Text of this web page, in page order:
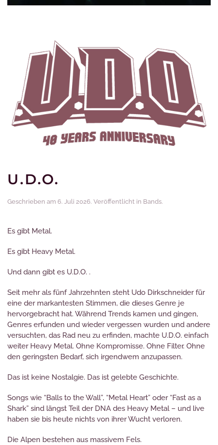
U.D.O.
Geschrieben am 6. Juli 2026. Veröffentlicht in Bands.
Es gibt Metal.
Es gibt Heavy Metal.
Und dann gibt es U.D.O. .
Seit mehr als fünf Jahrzehnten steht Udo Dirkschneider für
eine der markantesten Stimmen, die dieses Genre je
hervorgebracht hat. Während Trends kamen und gingen,
Genres erfunden und wieder vergessen wurden und andere
versuchten, das Rad neu zu erfinden, machte U.D.O. einfach
weiter Heavy Metal. Ohne Kompromisse. Ohne Filter. Ohne
den geringsten Bedarf, sich irgendwem anzupassen.
Das ist keine Nostalgie. Das ist gelebte Geschichte.
Songs wie “Balls to the Wall”, “Metal Heart” oder “Fast as a
Shark” sind längst Teil der DNA des Heavy Metal – und live
haben sie bis heute nichts von ihrer Wucht verloren.
Die Alpen bestehen aus massivem Fels.